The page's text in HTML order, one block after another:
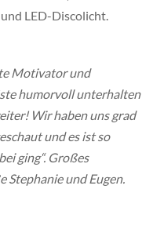
LED-Discolicht.
Motivator und
humorvoll unterhalten
Wir haben uns grad
und es ist so
ging“. Großes
Stephanie und Eugen.